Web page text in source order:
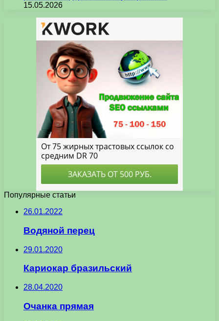
15.05.2026
Популярные статьи
26.01.2022
Водяной перец
29.01.2020
Кариокар бразильский
28.04.2020
Очанка прямая